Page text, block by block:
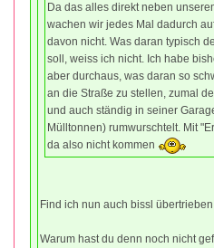
Da das alles direkt neben
wachen wir jedes Mal dadurch
davon nicht. Was daran typisch
soll, weiss ich nicht. Ich habe
aber durchaus, was daran so
an die Straße zu stellen, zumal
und auch ständig in seiner
Mülltonnen) rumwurschtelt. Mit
da also nicht kommen
Find ich nun auch bissl
Warum hast du denn noch nicht